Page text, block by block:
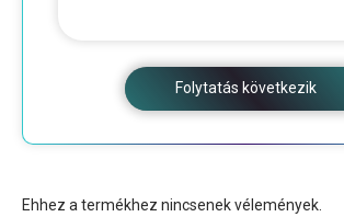
Folytatás következik
Ehhez a termékhez nincsenek vélemények.